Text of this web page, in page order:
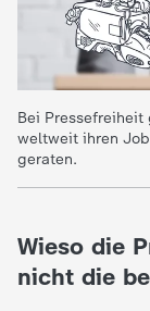
c
h
Bei Pressefreiheit
weltweit ihren
geraten.
Wieso die
nicht die